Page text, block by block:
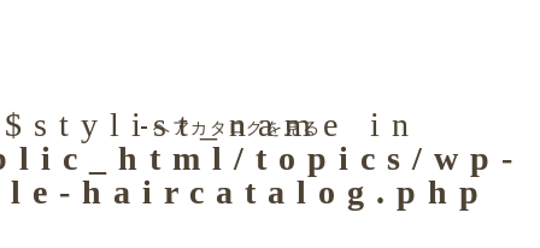
in
topics/wp-
haircatalog.php
ヘアカタログを見る